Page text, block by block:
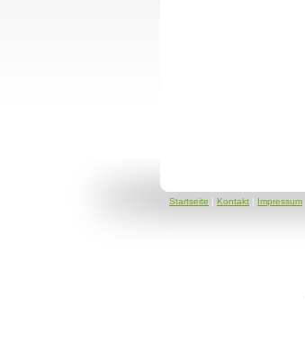
Startseite | Kontakt | Impressum